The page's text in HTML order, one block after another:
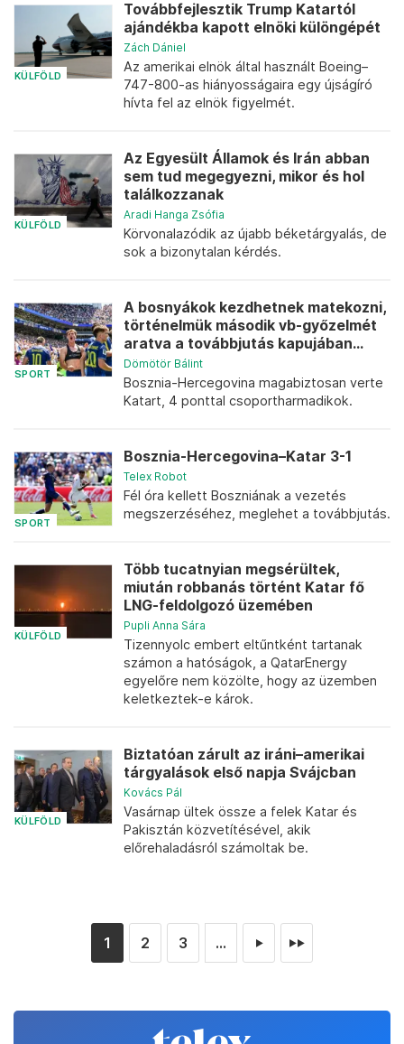
KÜLFÖLD
Továbbfejlesztik Trump Katartól
ajándékba kapott elnöki különgépét
Zách Dániel
Az amerikai elnök által használt Boeing–
747-800-as hiányosságaira egy újságíró
hívta fel az elnök figyelmét.
KÜLFÖLD
Az Egyesült Államok és Irán abban
sem tud megegyezni, mikor és hol
találkozzanak
Aradi Hanga Zsófia
Körvonalazódik az újabb béketárgyalás, de
sok a bizonytalan kérdés.
SPORT
A bosnyákok kezdhetnek matekozni,
történelmük második vb-győzelmét
aratva a továbbjutás kapujában...
Dömötör Bálint
Bosznia-Hercegovina magabiztosan verte
Katart, 4 ponttal csoportharmadikok.
SPORT
Bosznia-Hercegovina–Katar 3-1
Telex Robot
Fél óra kellett Boszniának a vezetés
megszerzéséhez, meglehet a továbbjutás.
KÜLFÖLD
Több tucatnyian megsérültek,
miután robbanás történt Katar fő
LNG-feldolgozó üzemében
Pupli Anna Sára
Tizennyolc embert eltűntként tartanak
számon a hatóságok, a QatarEnergy
egyelőre nem közölte, hogy az üzemben
keletkeztek-e károk.
KÜLFÖLD
Biztatóan zárult az iráni–amerikai
tárgyalások első napja Svájcban
Kovács Pál
Vasárnap ültek össze a felek Katar és
Pakisztán közvetítésével, akik
előrehaladásról számoltak be.
1 2 3 ... ► ►►